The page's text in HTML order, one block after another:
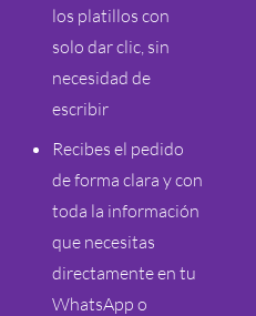
los platillos con
solo dar clic, sin
necesidad de
escribir
Recibes el pedido
de forma clara y con
toda la información
que necesitas
directamente en tu
WhatsApp o